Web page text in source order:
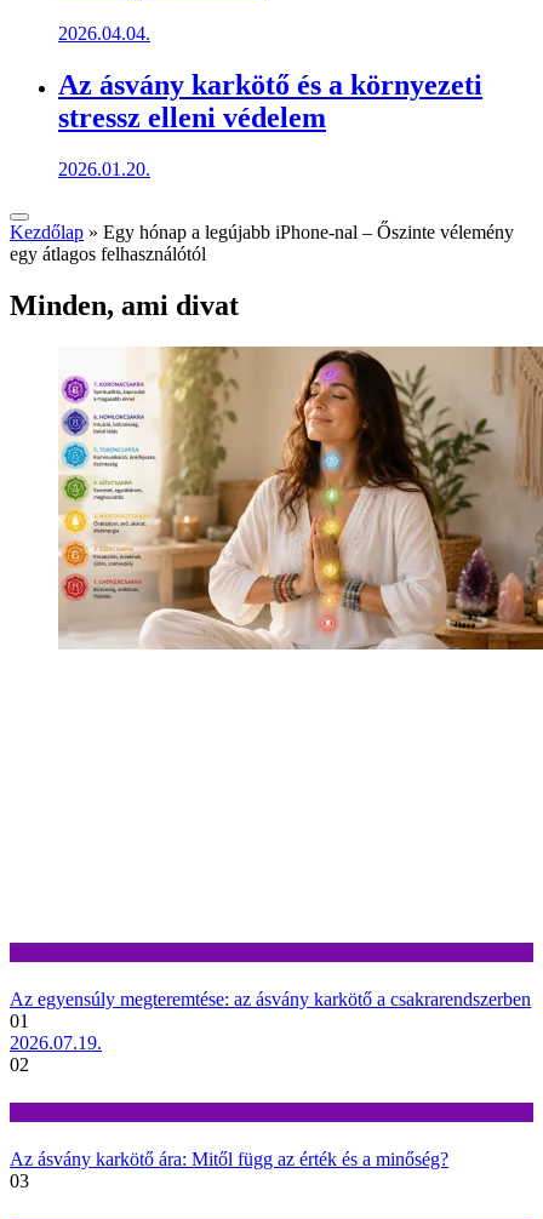
2026.04.04.
Az ásvány karkötő és a környezeti
stressz elleni védelem
2026.01.20.
Kezdőlap » Egy hónap a legújabb iPhone-nal – Őszinte vélemény
egy átlagos felhasználótól
Minden, ami divat
Az egyensúly megteremtése: az ásvány karkötő a csakrarendszerben
01
2026.07.19.
02
Az ásvány karkötő ára: Mitől függ az érték és a minőség?
03